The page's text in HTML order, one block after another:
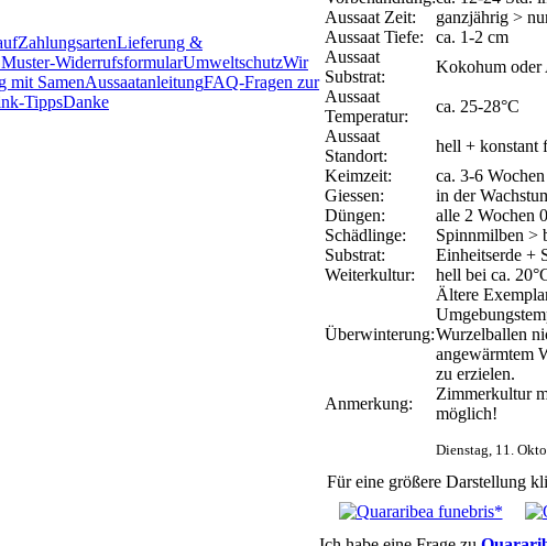
ZahlungsartenLieferung &
WiderrufsformularUmweltschutzWir
mit SamenAussaatanleitungFAQ-Fragen zur
TippsDanke
Aussaat Zeit:
ganzjährig >
Aussaat Tiefe:
ca. 1-2 cm
Aussaat
Substrat:
Kokohum oder
Aussaat
Temperatur:
ca. 25-28°C
Aussaat
Standort:
hell + konstant
Keimzeit:
ca. 3-6 Wochen
Giessen:
in der
Düngen:
alle 2 Wochen
Schädlinge:
Spinnmilben >
Substrat:
Einheitserde +
Weiterkultur:
hell bei ca.
Überwinterung:
Ältere
Wurzelballen
angewärmtem
zu erzielen.
Anmerkung:
Zimmerkultur
möglich!
Dienstag, 11.
Für eine größere Darstellung